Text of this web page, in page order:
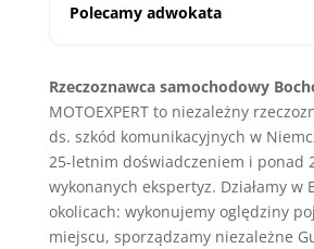
Polecamy adwokata
Rzeczoznawca samochodowy
MOTOEXPERT to niezależny
ds. szkód komunikacyjnych w
25-letnim doświadczeniem i ponad
wykonanych ekspertyz. Działamy w
okolicach: wykonujemy oględziny
miejscu, sporządzamy niezależne